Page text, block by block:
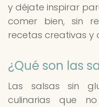
y déjate inspirar
comer bien, sin
recetas creativas y
¿Qué son las
Las salsas sin
culinarias que